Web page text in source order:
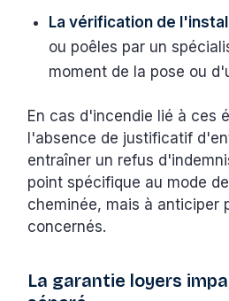
La vérification de
ou poêles par un
moment de la pose ou
En cas d'incendie lié à ces
l'absence de justificatif
entraîner un refus
point spécifique au mode
cheminée, mais à anticiper
concernés.
La garantie loyers